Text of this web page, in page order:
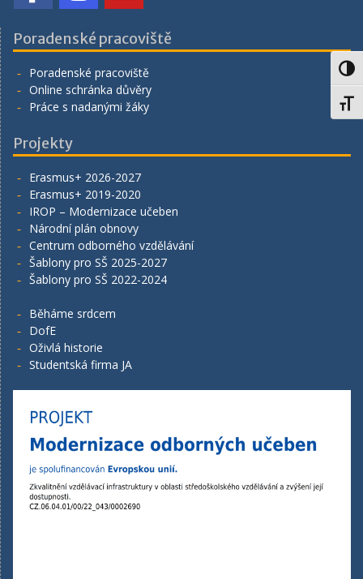
Poradenské pracoviště
Poradenské pracoviště
Online schránka důvěry
Práce s nadanými žáky
Projekty
Erasmus+ 2026-2027
Erasmus+ 2019-2020
IROP – Modernizace učeben
Národní plán obnovy
Centrum odborného vzdělávání
Šablony pro SŠ 2025-2027
Šablony pro SŠ 2022-2024
Běháme srdcem
DofE
Oživlá historie
Studentská firma JA